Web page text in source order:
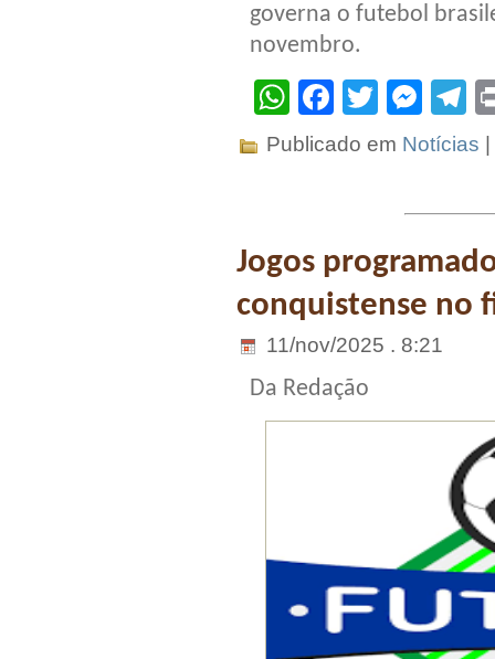
governa o futebol
novembro.
WhatsApp
Facebook
Twitter
Publicado em Notícias |
Jogos
conquistense no
11/nov/2025 . 8:21
Da Redação